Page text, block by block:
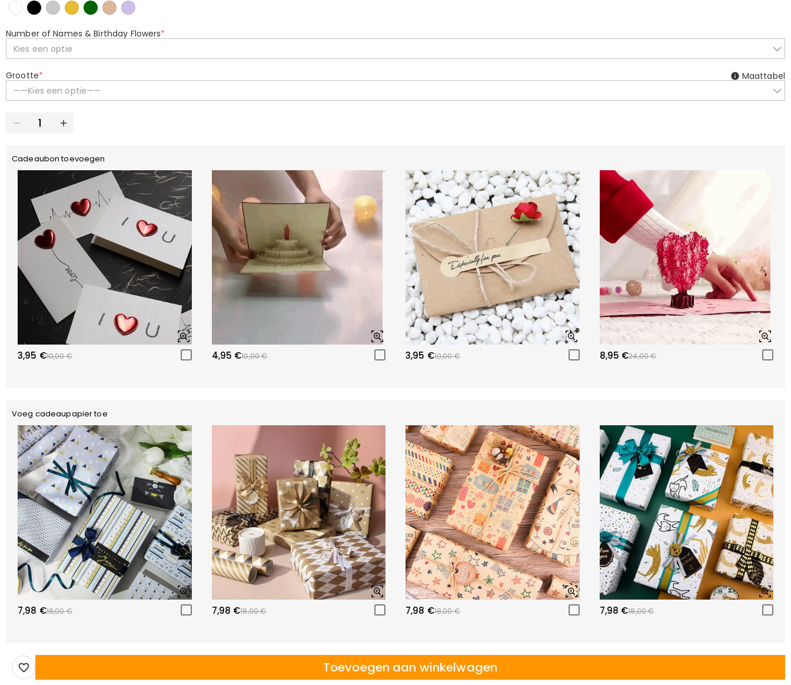
Number of Names & Birthday Flowers*
Kies een optie
Grootte*
——Kies een optie——
Maattabel
Cadeaubon toevoegen
3,95 €10,00 € 4,95 €10,00 € 3,95 €10,00 € 8,95 €24,00 €
Voeg cadeaupapier toe
7,98 €18,00 € 7,98 €18,00 € 7,98 €18,00 € 7,98 €18,00 €
Toevoegen aan winkelwagen